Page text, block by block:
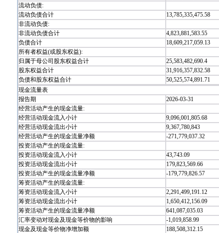
流动负债:
流动负债合计
13,785,335,475.58
非流动负债:
非流动负债合计
4,823,881,583.55
负债合计
18,609,217,059.13
所有者权益(或股东权益):
归属于母公司股东权益合计
25,583,482,690.4
股东权益合计
31,916,357,832.58
负债和股东权益合计
50,525,574,891.71
现金流量表
报告期
2026-03-31
经营活动产生的现金流量:
经营活动现金流入小计
9,096,001,805.68
经营活动现金流出小计
9,367,780,843
经营活动产生的现金流量净额
-271,779,037.32
投资活动产生的现金流量:
投资活动现金流入小计
43,743.09
投资活动现金流出小计
179,823,569.66
投资活动产生的现金流量净额
-179,779,826.57
筹资活动产生的现金流量:
筹资活动现金流入小计
2,291,499,191.12
筹资活动现金流出小计
1,650,412,156.09
筹资活动产生的现金流量净额
641,087,035.03
汇率变动对现金及现金等价物的影响
-1,019,858.99
现金及现金等价物净增加额
188,508,312.15